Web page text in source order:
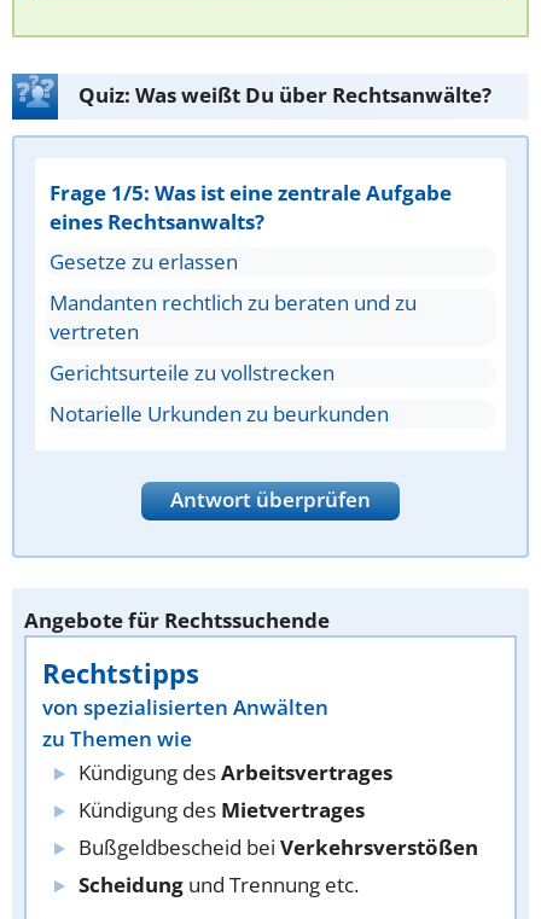
Quiz: Was weißt Du über Rechtsanwälte?
Frage 1/5: Was ist eine zentrale Aufgabe
eines Rechtsanwalts?
Gesetze zu erlassen
Mandanten rechtlich zu beraten und zu
vertreten
Gerichtsurteile zu vollstrecken
Notarielle Urkunden zu beurkunden
Antwort überprüfen
Angebote für Rechtssuchende
Rechtstipps
von spezialisierten Anwälten
zu Themen wie
Kündigung desArbeitsvertrages
Kündigung des Mietvertrages
Bußgeldbescheid bei Verkehrsverstößen
Scheidung und Trennung etc.